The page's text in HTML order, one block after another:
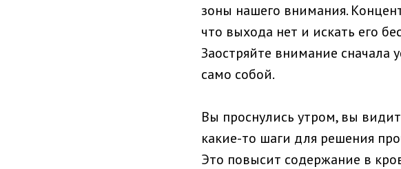
зоны нашего внимания.
что выхода нет и искать его
Заостряйте внимание сначала
само собой.
Вы проснулись утром, вы
какие-то шаги для решения
Это повысит содержание в